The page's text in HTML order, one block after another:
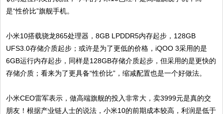
是“性价比”旗舰手机。
小米10搭载骁龙865处理器，8GB LPDDR5内存起步，128GB
UFS3.0存储介质起步；或许是为了更低的价格，iQOO 3采用的是
6GB运行内存起步，同样是128GB存储介质起步，但采用的是更快的
存储介质；看来为了更具备“性价比”，缩减配置也是一个好做法。
小米CEO雷军表示，做高端旗舰的投入非常大，卖3999元是真的交
朋友！根据产业链人士的说法，小米10的前期成本较高，利润是低于